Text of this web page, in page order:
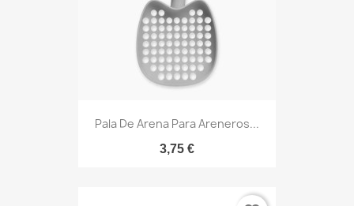
Pala De Arena Para Areneros...
3,75 €